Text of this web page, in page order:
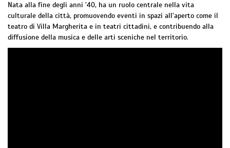
Nata alla fine degli anni ’40, ha un ruolo centrale nella vita
culturale della città, promuovendo eventi in spazi all’aperto come il
teatro di Villa Margherita e in teatri cittadini, e contribuendo alla
diffusione della musica e delle arti sceniche nel territorio.